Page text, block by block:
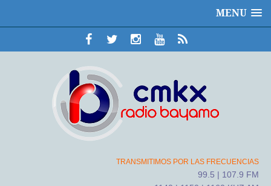
MENU
TRANSMITIMOS POR LAS FRECUENCIAS
99.5 | 107.9 FM